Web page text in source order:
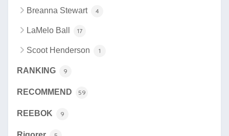
Breanna Stewart 4
LaMelo Ball 17
Scoot Henderson 1
RANKING 9
RECOMMEND 59
REEBOK 9